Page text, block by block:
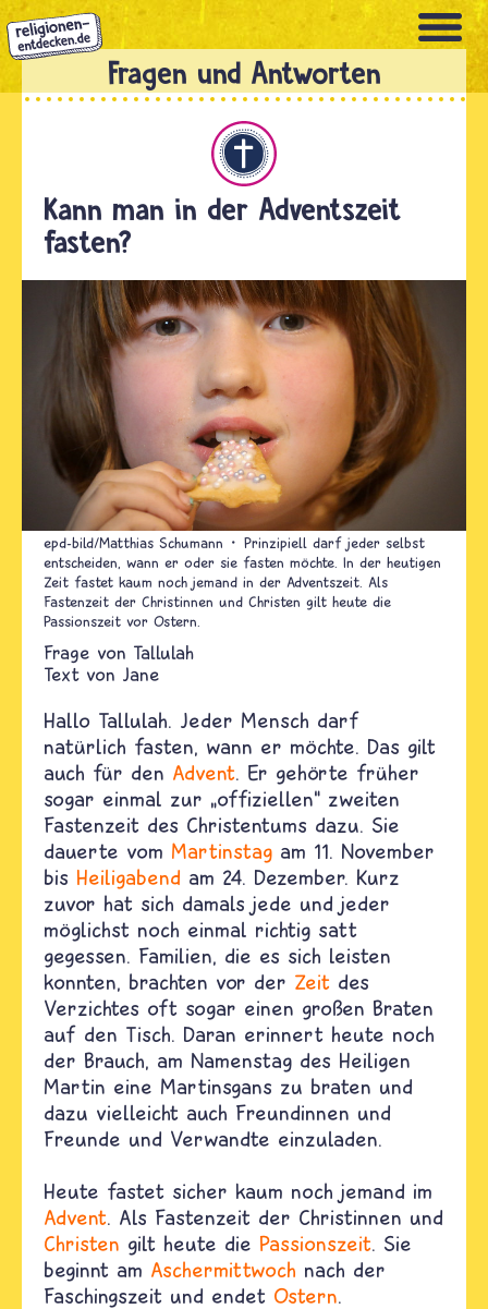
Direkt
zum
Inhalt
Kann man in der Adventszeit
fasten?
epd-bild/Matthias Schumann
Prinzipiell darf jeder selbst
entscheiden, wann er oder sie fasten möchte. In der heutigen
Zeit fastet kaum noch jemand in der Adventszeit. Als
Fastenzeit der Christinnen und Christen gilt heute die
Passionszeit vor Ostern.
Tallulah
Text von Jane
Hallo Tallulah. Jeder Mensch darf
natürlich fasten, wann er möchte. Das gilt
auch für den Advent. Er gehörte früher
sogar einmal zur „offiziellen“ zweiten
Fastenzeit des Christentums dazu. Sie
dauerte vom Martinstag am 11. November
bis Heiligabend am 24. Dezember. Kurz
zuvor hat sich damals jede und jeder
möglichst noch einmal richtig satt
gegessen. Familien, die es sich leisten
konnten, brachten vor der Zeit des
Verzichtes oft sogar einen großen Braten
auf den Tisch. Daran erinnert heute noch
der Brauch, am Namenstag des Heiligen
Martin eine Martinsgans zu braten und
dazu vielleicht auch Freundinnen und
Freunde und Verwandte einzuladen.
Heute fastet sicher kaum noch jemand im
Advent. Als Fastenzeit der Christinnen und
Christen gilt heute die Passionszeit. Sie
beginnt am Aschermittwoch nach der
Faschingszeit und endet Ostern.